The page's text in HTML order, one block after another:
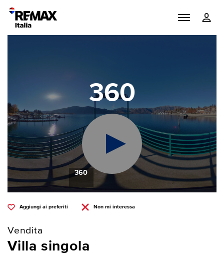
360
360
Aggiungi ai preferiti Non mi interessa
Vendita
Villa singola